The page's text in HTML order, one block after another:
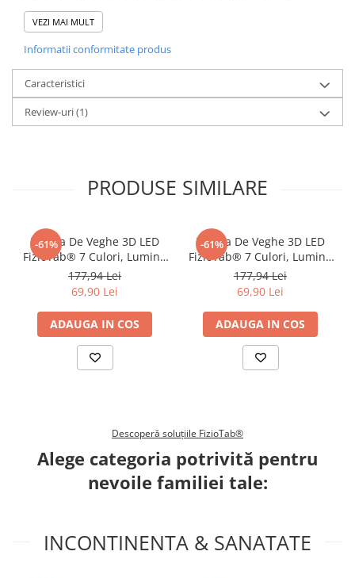
pozitiei vicioase din timpul somnului bebelusului.
parti ale capului, reducand astfel riscul aparitiei plagiocefaliei.
Printul jucaus si vesel al pernutei, model ursuleti koala, l-am
creeat special pentru a aduce si mai multe zambete pe chipul
bebelusului tau, zi si noapte, contribuind impreuna la
confortul si imbunatatirea calitatii somnului lui!
VEZI MAI MULT
Informatii conformitate produs
Caracteristici
Review-uri(1)
PRODUSE SIMILARE
-61%
Lampa De Veghe 3D LED
FizioTab® 7 Culori, Lumina
Ambientala, Alimentare
USB, Capricorn
177,94 Lei
69,90 Lei
ADAUGA IN COS
-61%
Lampa De Veghe 3D LED
FizioTab® 7 Culori, Lumina
Ambientala, Alimentare
USB, Bufnita
177,94 Lei
69,90 Lei
ADAUGA IN COS
Descoperă soluțiile FizioTab®
Alege categoria potrivită pentru
nevoile familiei tale:
INCONTINENTA & SANATATE